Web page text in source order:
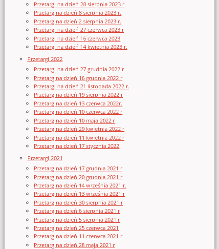
Przetargi na dzień 28 sierpnia 2023 r
Przetarg na dzień 8 sierpnia 2023 r.
Przetarg na dzień 2 sierpnia 2023 r.
Przetargi na dzień 27 czerwca 2023 r
Przetargi na dzień 16 czerwca 2023
Przetargi na dzień 14 kwietnia 2023 r.
Przetargi 2022
Przetargi na dzień 27 grudnia 2022 r
Przetarg na dzień 16 grudnia 2022 r
Przetargi na dzień 21 listopada 2022 r.
Przetarg na dzień 19 sierpnia 2022 r
Przetarg na dzień 13 czerwca 2022r.
Przetarg na dzień 10 czerwca 2022 r
Przetarg na dzień 10 maja 2022 r
Przetarg na dzień 29 kwietnia 2022 r
Przetarg na dzień 11 kwietnia 2022 r
Przetarg na dzień 17 stycznia 2022
Przetargi 2021
Przetarg na dzień 17 grudnia 2021 r
Przetarg na dzień 20 grudnia 2021 r
Przetarg na dzień 14 września 2021 r.
Przetarg na dzień 13 września 2021 r
Przetarg na dzień 30 sierpnia 2021 r
Przetarg na dzień 6 sierpnia 2021 r
Przetarg na dzień 5 sierpnia 2021 r
Przetarg na dzień 25 czerwca 2021
Przetarg na dzień 11 czerwca 2021 r
Przetarg na dzień 28 maja 2021 r